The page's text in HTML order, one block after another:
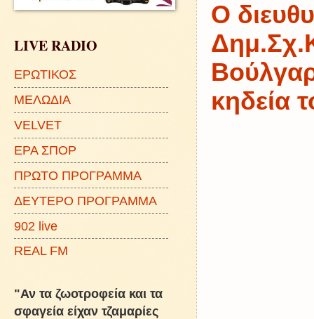
Ο
κηδεία
LIVE RADIO
ΕΡΩΤΙΚΟΣ
ΜΕΛΩΔΙΑ
VELVET
ΕΡΑ ΣΠΟΡ
ΠΡΩΤΟ ΠΡΟΓΡΑΜΜΑ
ΔΕΥΤΕΡΟ ΠΡΟΓΡΑΜΜΑ
902 live
REAL FM
"Αν τα ζωοτροφεία και τα
σφαγεία είχαν τζαμαρίες